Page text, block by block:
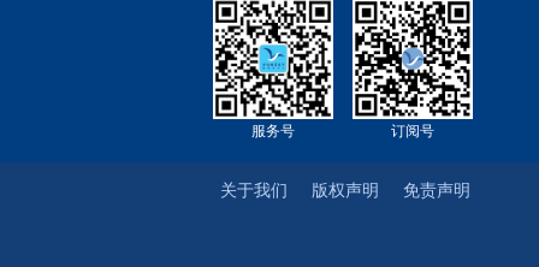
订阅号
服务号
免责声明
版权声明
关于我们